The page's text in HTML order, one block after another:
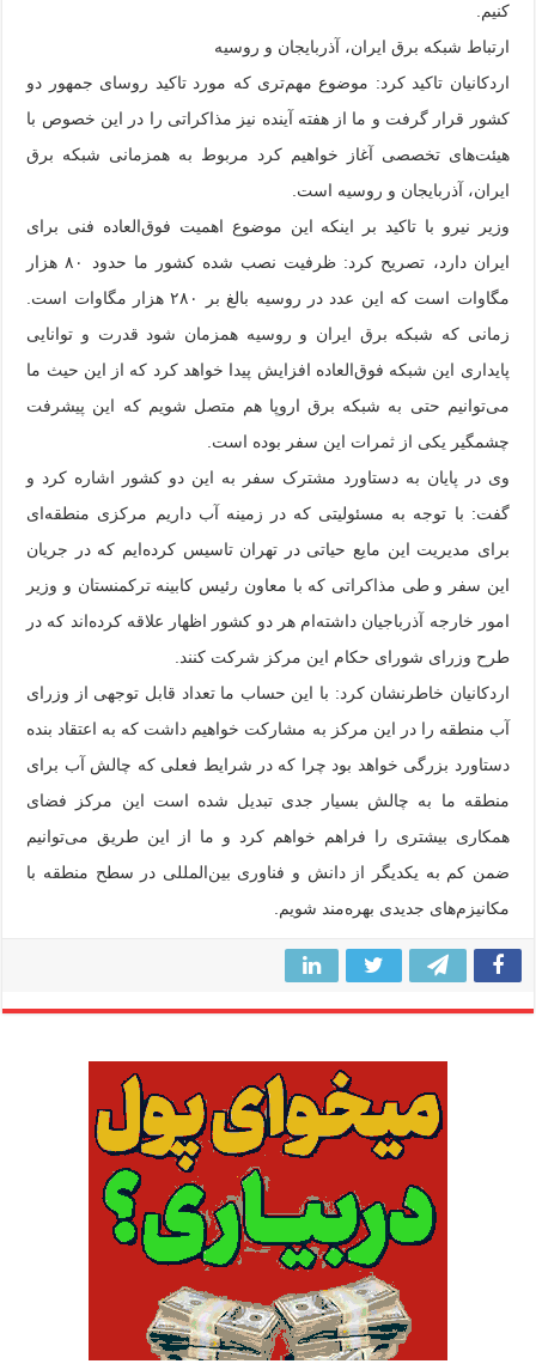
کنیم.
ارتباط شبکه برق ایران، آذربایجان و روسیه
اردکانیان تاکید کرد: موضوع مهم‌تری که مورد تاکید روسای جمهور دو
کشور قرار گرفت و ما از هفته آینده نیز مذاکراتی را در این خصوص با
هیئت‌های تخصصی آغاز خواهیم کرد مربوط به همزمانی شبکه برق
ایران، آذربایجان و روسیه است.
وزیر نیرو با تاکید بر اینکه این موضوع اهمیت فوق‌العاده فنی برای
ایران دارد، تصریح کرد: ظرفیت نصب شده کشور ما حدود ۸۰ هزار
مگاوات است که این عدد در روسیه بالغ بر ۲۸۰ هزار مگاوات است.
زمانی که شبکه برق ایران و روسیه همزمان شود قدرت و توانایی
پایداری این شبکه فوق‌العاده افزایش پیدا خواهد کرد که از این حیث ما
می‌توانیم حتی به شبکه برق اروپا هم متصل شویم که این پیشرفت
چشمگیر یکی از ثمرات این سفر بوده است.
وی در پایان به دستاورد مشترک سفر به این دو کشور اشاره کرد و
گفت: با توجه به مسئولیتی که در زمینه آب داریم مرکزی منطقه‌ای
برای مدیریت این مایع حیاتی در تهران تاسیس کرده‌ایم که در جریان
این سفر و طی مذاکراتی که با معاون رئیس کابینه ترکمنستان و وزیر
امور خارجه آذرباجیان داشته‌ام هر دو کشور اظهار علاقه کرده‌اند که در
طرح وزرای شورای حکام این مرکز شرکت کنند.
اردکانیان خاطرنشان کرد: با این حساب ما تعداد قابل توجهی از وزرای
آب منطقه را در این مرکز به مشارکت خواهیم داشت که به اعتقاد بنده
دستاورد بزرگی خواهد بود چرا که در شرایط فعلی که چالش آب برای
منطقه ما به چالش بسیار جدی تبدیل شده است این مرکز فضای
همکاری بیشتری را فراهم خواهم کرد و ما از این طریق می‌توانیم
ضمن کم به یکدیگر از دانش و فناوری بین‌المللی در سطح منطقه با
مکانیزم‌های جدیدی بهره‌مند شویم.